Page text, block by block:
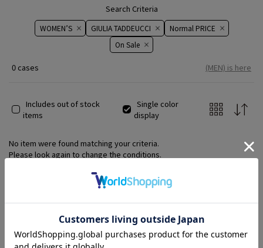
Search Criteria
WOMEN’S GIULIA TADDEUCCI
Normal PRICE
On ​​Sale​​
0 cases (MEN) is here
Includes out of stock
items
Single color
display
No item were found matching your criteria.
Please look again to change the conditions.